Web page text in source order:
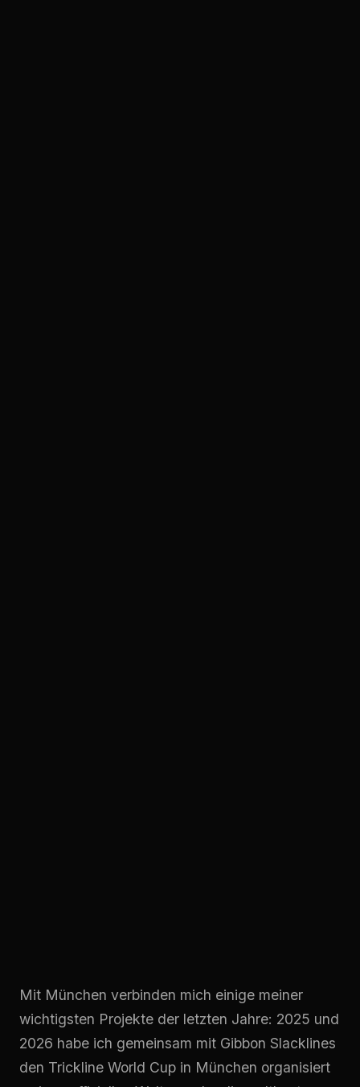
Mit München verbinden mich einige meiner
wichtigsten Projekte der letzten Jahre: 2025 und
2026 habe ich gemeinsam mit Gibbon Slacklines
den Trickline World Cup in München organisiert